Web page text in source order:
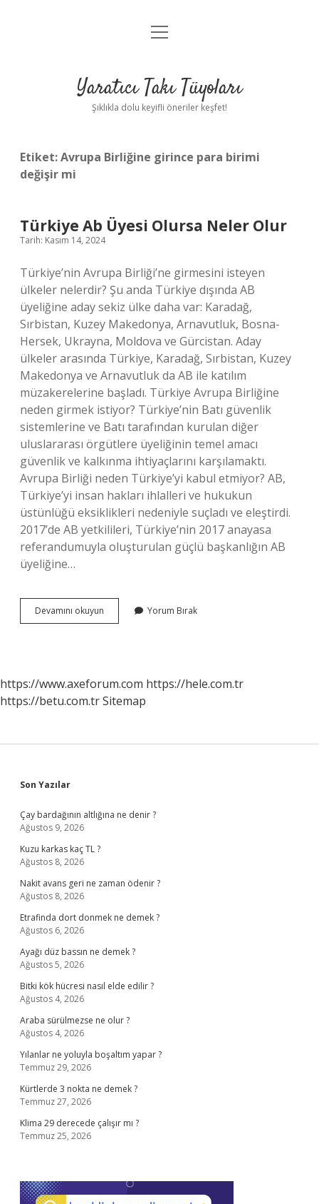
Anasayfa
Yasal Uyarı
menüyü
Yaratıcı Takı Tüyoları
Şıklıkla dolu keyifli öneriler keşfet!
Etiket:Avrupa Birliğine girince para birimi
değişir mi
Türkiye Ab Üyesi Olursa Neler Olur
Tarih: Kasım 14, 2024
Türkiye’nin Avrupa Birliği’ne girmesini isteyen
ülkeler nelerdir? Şu anda Türkiye dışında AB
üyeliğine aday sekiz ülke daha var: Karadağ,
Sırbistan, Kuzey Makedonya, Arnavutluk, Bosna-
Hersek, Ukrayna, Moldova ve Gürcistan. Aday
ülkeler arasında Türkiye, Karadağ, Sırbistan, Kuzey
Makedonya ve Arnavutluk da AB ile katılım
müzakerelerine başladı. Türkiye Avrupa Birliğine
neden girmek istiyor? Türkiye’nin Batı güvenlik
sistemlerine ve Batı tarafından kurulan diğer
uluslararası örgütlere üyeliğinin temel amacı
güvenlik ve kalkınma ihtiyaçlarını karşılamaktı.
Avrupa Birliği neden Türkiye’yi kabul etmiyor? AB,
Türkiye’yi insan hakları ihlalleri ve hukukun
üstünlüğü eksiklikleri nedeniyle suçladı ve eleştirdi.
2017’de AB yetkilileri, Türkiye’nin 2017 anayasa
referandumuyla oluşturulan güçlü başkanlığın AB
üyeliğine…
Devamını okuyun
Ab
Yorum Bırak
https://www.axeforum.com https://hele.com.tr
https://betu.com.trSitemap
Sidebar
Son Yazılar
Çay bardağının altlığına ne denir ?
Ağustos 9, 2026
Kuzu karkas kaç TL ?
Ağustos 8, 2026
Nakit avans geri ne zaman ödenir ?
Ağustos 8, 2026
Etrafinda dort donmek ne demek ?
Ağustos 6, 2026
Ayağı düz bassın ne demek ?
Ağustos 5, 2026
Bitki kök hücresi nasıl elde edilir ?
Ağustos 4, 2026
Araba sürülmezse ne olur ?
Ağustos 4, 2026
Yılanlar ne yoluyla boşaltım yapar ?
Temmuz 29, 2026
Kürtlerde 3 nokta ne demek ?
Temmuz 27, 2026
Klima 29 derecede çalışır mı ?
Temmuz 25, 2026